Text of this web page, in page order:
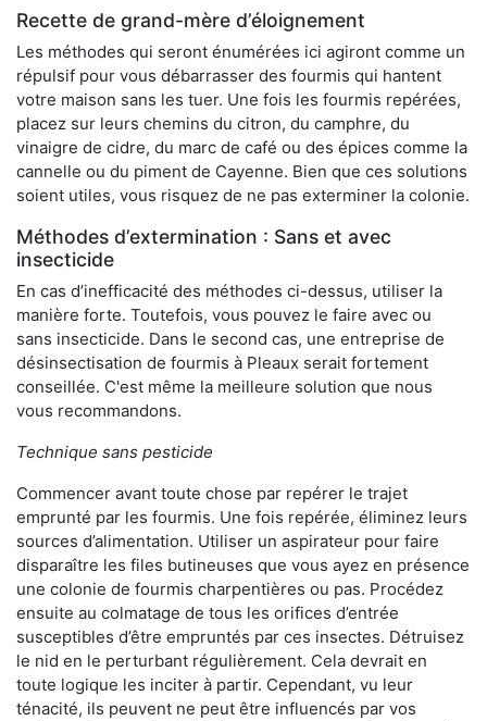
Recette de grand-mère d’éloignement
Les méthodes qui seront énumérées ici agiront comme un
répulsif pour vous débarrasser des fourmis qui hantent
votre maison sans les tuer. Une fois les fourmis repérées,
placez sur leurs chemins du citron, du camphre, du
vinaigre de cidre, du marc de café ou des épices comme la
cannelle ou du piment de Cayenne. Bien que ces solutions
soient utiles, vous risquez de ne pas exterminer la colonie.
Méthodes d’extermination : Sans et avec
insecticide
En cas d’inefficacité des méthodes ci-dessus, utiliser la
manière forte. Toutefois, vous pouvez le faire avec ou
sans insecticide. Dans le second cas, une entreprise de
désinsectisation de fourmis à Pleaux serait fortement
conseillée. C'est même la meilleure solution que nous
vous recommandons.
Technique sans pesticide
Commencer avant toute chose par repérer le trajet
emprunté par les fourmis. Une fois repérée, éliminez leurs
sources d’alimentation. Utiliser un aspirateur pour faire
disparaître les files butineuses que vous ayez en présence
une colonie de fourmis charpentières ou pas. Procédez
ensuite au colmatage de tous les orifices d’entrée
susceptibles d’être empruntés par ces insectes. Détruisez
le nid en le perturbant régulièrement. Cela devrait en
toute logique les inciter à partir. Cependant, vu leur
ténacité, ils peuvent ne peut être influencés par vos